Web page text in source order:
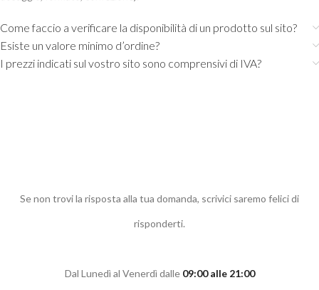
Come faccio a verificare la disponibilità di un prodotto sul sito?
Esiste un valore minimo d’ordine?
I prezzi indicati sul vostro sito sono comprensivi di IVA?
Se non trovi la risposta alla tua domanda, scrivici saremo felici di
risponderti.
Dal Lunedì al Venerdì dalle 09:00 alle 21:00